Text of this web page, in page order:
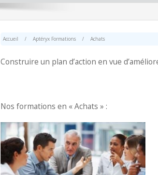
Accueil / Aptéryx Formations / Achats
Construire un plan d’action en vue
Nos formations en « Achats » :